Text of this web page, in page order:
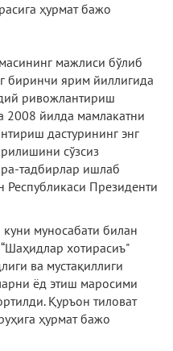
ҳурмат бажо
мажлиси бўлиб
биринчи ярим йиллигида
ривожлантириш
2008 йилда мамлакатни
дастурининг энг
сўзсиз
тадбирлар ишлаб
Президенти
муносабати билан
хотирасиъ"
ва мустақиллиги
ёд этиш маросими
Қуръон тиловат
ҳурмат бажо